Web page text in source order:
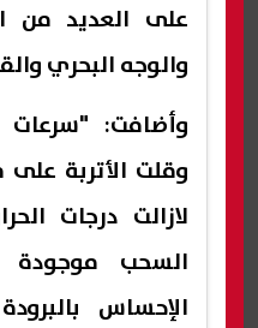
على العديد من
والوجه البحري
وأضافت: "سرعات
وقلت الأتربة
لازالت درجات
السحب
الإحساس